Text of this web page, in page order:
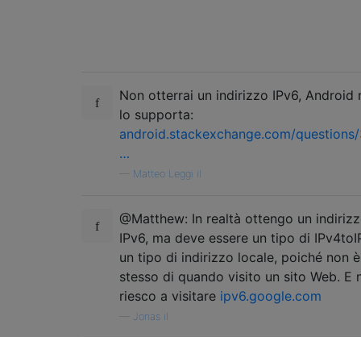
Non otterrai un indirizzo IPv6, Android
lo supporta:
android.stackexchange.com/
…
Matteo Leggi il
@Matthew: In realtà ottengo un
IPv6, ma deve essere un tipo di
un tipo di indirizzo locale, poiché non
stesso di quando visito un sito Web. E
riesco a visitare ipv6.google.com
Jonas il